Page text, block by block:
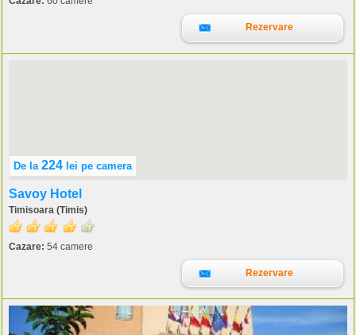
Rezervare
De la 224 lei pe camera
Savoy Hotel
Timisoara (Timis)
Cazare: 54 camere
Rezervare